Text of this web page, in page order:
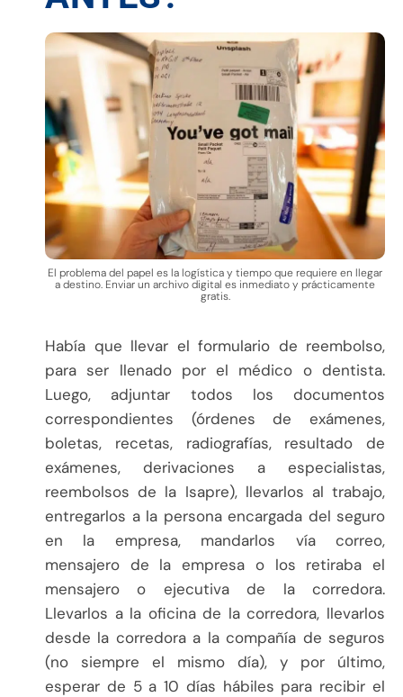
El problema del papel es la logística y tiempo que requiere en llegar
a destino. Enviar un archivo digital es inmediato y prácticamente
gratis.
Había que llevar el formulario de reembolso,
para ser llenado por el médico o dentista.
Luego, adjuntar todos los documentos
correspondientes (órdenes de exámenes,
boletas, recetas, radiografías, resultado de
exámenes, derivaciones a especialistas,
reembolsos de la Isapre), llevarlos al trabajo,
entregarlos a la persona encargada del seguro
en la empresa, mandarlos vía correo,
mensajero de la empresa o los retiraba el
mensajero o ejecutiva de la corredora.
Llevarlos a la oficina de la corredora, llevarlos
desde la corredora a la compañía de seguros
(no siempre el mismo día), y por último,
esperar de 5 a 10 días hábiles para recibir el